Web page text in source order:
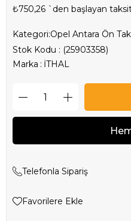
₺750,26 `den başlayan
Kategori:Opel Antara Ön
Stok Kodu
(25903358)
Marka : İTHAL
Telefonla Sipariş
Favorilere Ekle